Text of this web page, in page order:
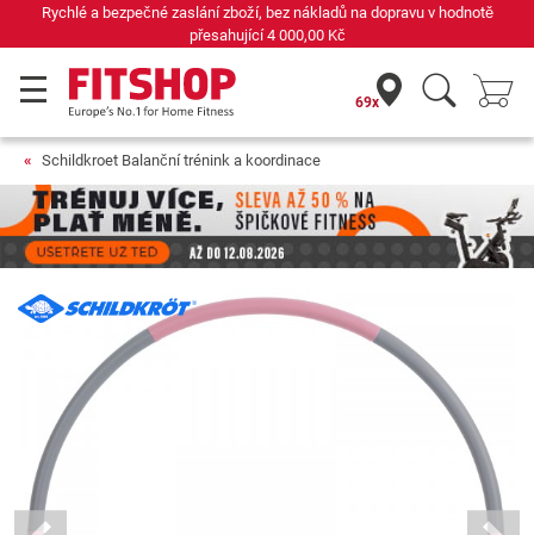
Rychlé a bezpečné zaslání zboží, bez nákladů na dopravu v hodnotě
přesahující4 000,00 Kč
69x
Schildkroet Balanční trénink a koordinace